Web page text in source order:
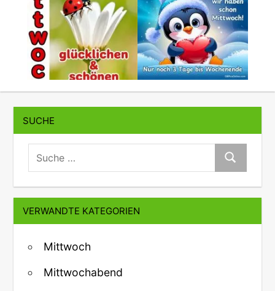
SUCHE
suche:
Suche
VERWANDTE KATEGORIEN
Mittwoch
Mittwochabend